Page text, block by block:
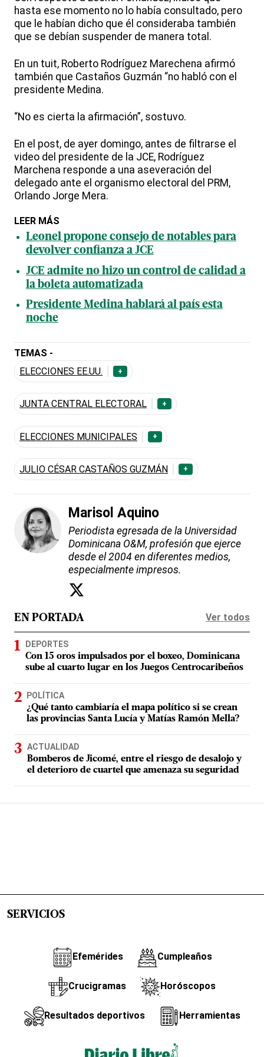
hasta ese momento no lo había consultado, pero
que le habían dicho que él consideraba también
que se debían suspender de manera total.
En un tuit, Roberto Rodríguez Marechena afirmó
también que Castaños Guzmán “no habló con el
presidente Medina.
“No es cierta la afirmación”, sostuvo.
En el post, de ayer domingo, antes de filtrarse el
video del presidente de la JCE, Rodríguez
Marchena responde a una aseveración del
delegado ante el organismo electoral del PRM,
Orlando Jorge Mera.
LEER MÁS
Leonel propone consejo de notables para
devolver confianza a JCE
JCE admite no hizo un control de calidad a
la boleta automatizada
Presidente Medina hablará al país esta
noche
TEMAS -
ELECCIONES EE.UU.
+
JUNTA CENTRAL ELECTORAL +
ELECCIONES MUNICIPALES +
JULIO CÉSAR CASTAÑOS GUZMÁN +
Marisol Aquino
Periodista egresada de la Universidad
Dominicana O&M, profesión que ejerce
desde el 2004 en diferentes medios,
especialmente impresos.
EN PORTADA Ver todos
DEPORTES
Con 15 oros impulsados por el boxeo, Dominicana
sube al cuarto lugar en los Juegos Centrocaribeños
POLÍTICA
¿Qué tanto cambiaría el mapa político si se crean
las provincias Santa Lucía y Matías Ramón Mella?
ACTUALIDAD
Bomberos de Jicomé, entre el riesgo de desalojo y
el deterioro de cuartel que amenaza su seguridad
SERVICIOS
Efemérides Cumpleaños
Crucigramas Horóscopos
Resultados deportivos Herramientas